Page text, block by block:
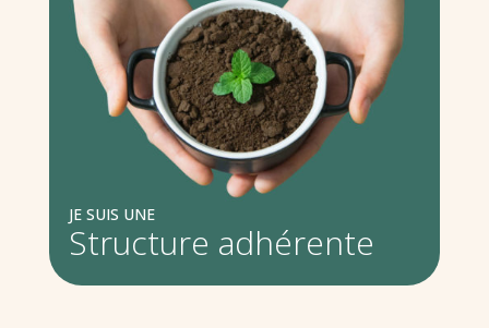
JE SUIS UNE
Structure adhérente